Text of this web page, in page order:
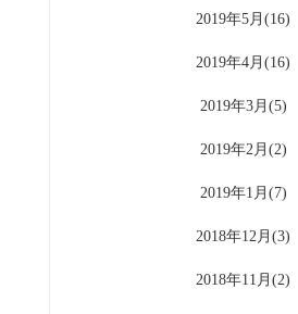
2019年5月(16)
2019年4月(16)
2019年3月(5)
2019年2月(2)
2019年1月(7)
2018年12月(3)
2018年11月(2)